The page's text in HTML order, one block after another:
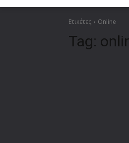
Ετικέτες Online
Tag: